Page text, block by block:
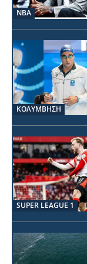
NBA
ΚΟΛΥΜΒΗΣΗ
SUPER LEAGUE 1